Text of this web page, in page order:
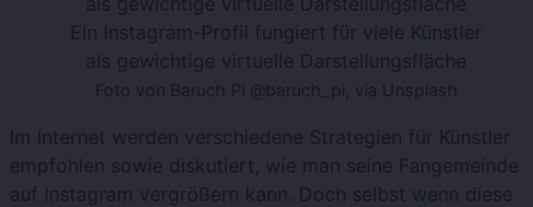
Ein Instagram-Profil fungiert für viele Künstler
als gewichtige virtuelle Darstellungsfläche
Foto von Baruch Pi @baruch_pi, via Unsplash
Im Internet werden verschiedene Strategien für Künstler
empfohlen sowie diskutiert, wie man seine Fangemeinde
auf Instagram vergrößern kann. Doch selbst wenn diese